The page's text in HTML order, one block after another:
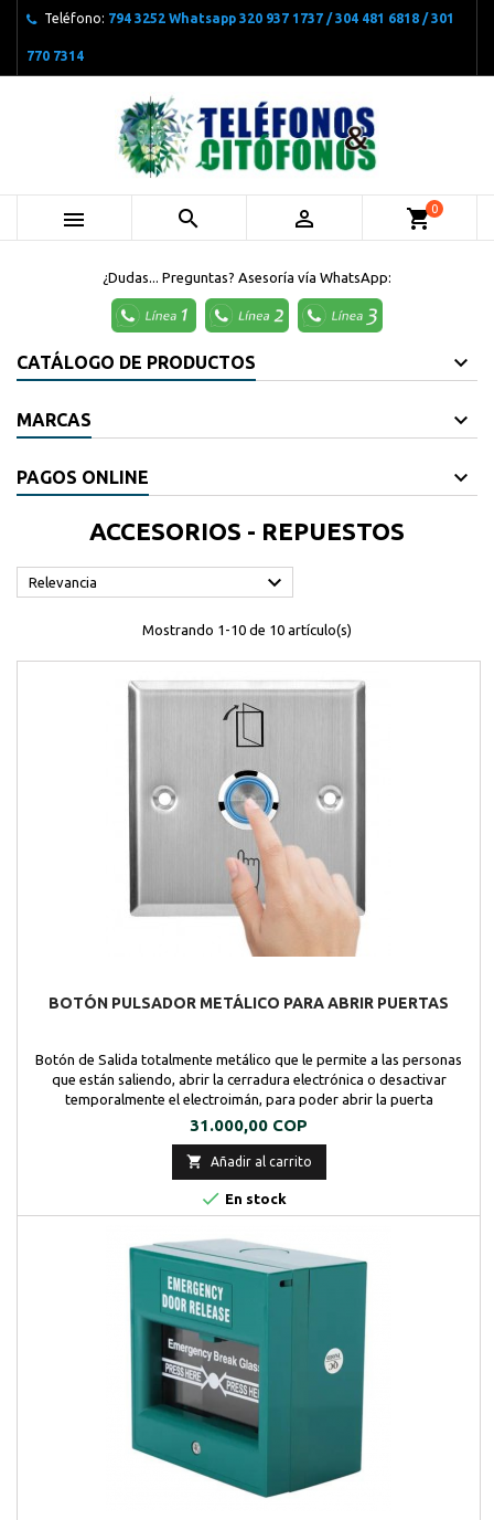
Teléfono: 794 3252 Whatsapp 320 937 1737 / 304 481 6818 / 301
770 7314
   shopping_cart0
¿Dudas... Preguntas? Asesoría vía WhatsApp:
CATÁLOGO DE PRODUCTOS
MARCAS
PAGOS ONLINE
ACCESORIOS - REPUESTOS
Relevancia 
Mostrando 1-10 de 10 artículo(s)
BOTÓN PULSADOR METÁLICO PARA ABRIR PUERTAS
Botón de Salida totalmente metálico que le permite a las personas
que están saliendo, abrir la cerradura electrónica o desactivar
temporalmente el electroimán, para poder abrir la puerta
Precio
31.000,00 COP
 Añadir al carrito
 En stock